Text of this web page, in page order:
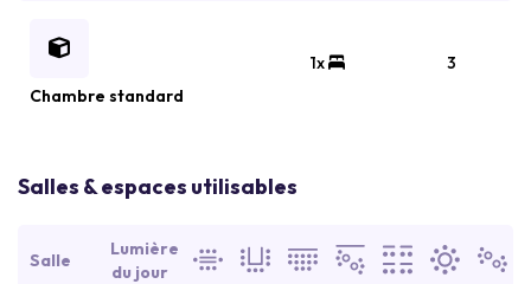
Chambre standard
1x 3
Salles & espaces utilisables
Salle
Lumière
du jour